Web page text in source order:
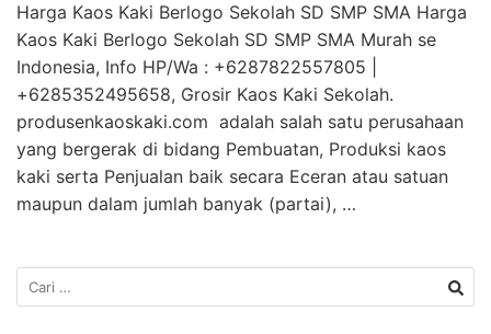
Harga Kaos Kaki Berlogo Sekolah SD SMP SMA Harga
Kaos Kaki Berlogo Sekolah SD SMP SMA Murah se
Indonesia, Info HP/Wa : +6287822557805 |
+6285352495658, Grosir Kaos Kaki Sekolah.
produsenkaoskaki.com adalah salah satu perusahaan
yang bergerak di bidang Pembuatan, Produksi kaos
kaki serta Penjualan baik secara Eceran atau satuan
maupun dalam jumlah banyak (partai), …
Cari
untuk: